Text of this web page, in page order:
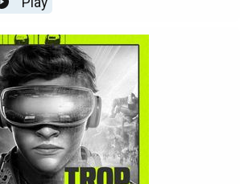
de Denis Villeneuve !Allez c’est
sur : Deezer | Spotify | Apple
Cet épisode est extrait de mon
No Future, que reste-t-il du cyberpunk
chez ActuSF et dans tous vos
intégral :
blog/uncategorized/blade-runner-